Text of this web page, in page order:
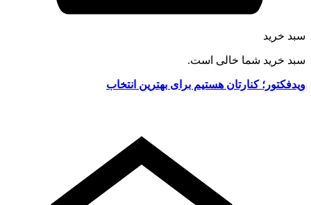
سبد خرید
سبد خرید شما خالی است.
ویدفکتور؛ کنارتان هستیم برای بهترین انتخاب